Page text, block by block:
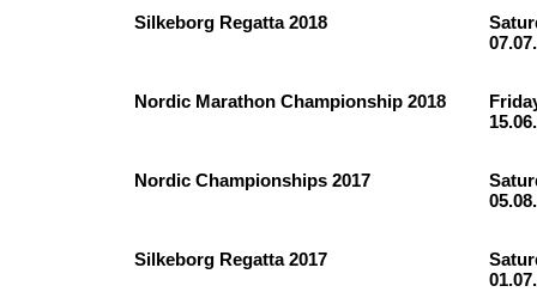
Silkeborg Regatta 2018
Nordic Marathon Championship 2018
Nordic Championships 2017
Silkeborg Regatta 2017